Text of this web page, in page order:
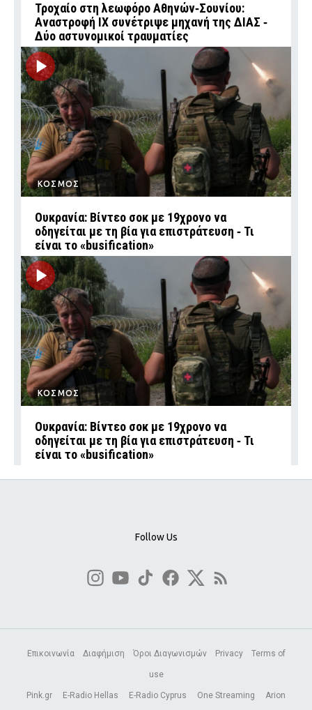
Τροχαίο στη λεωφόρο Αθηνών‑Σουνίου:
Αναστροφή ΙΧ συνέτριψε μηχανή της ΔΙΑΣ ‑
Δύο αστυνομικοί τραυματίες
ΚΟΣΜΟΣ
Ουκρανία: Βίντεο σοκ με 19χρονο να
οδηγείται με τη βία για επιστράτευση ‑ Τι
είναι το «busification»
ΚΟΣΜΟΣ
Ουκρανία: Βίντεο σοκ με 19χρονο να
οδηγείται με τη βία για επιστράτευση ‑ Τι
είναι το «busification»
Follow Us
Επικοινωνία Διαφήμιση Όροι Διαγωνισμών Privacy Terms of
use
Pink.gr E-Radio Hellas E-Radio Cyprus One Streaming Arion